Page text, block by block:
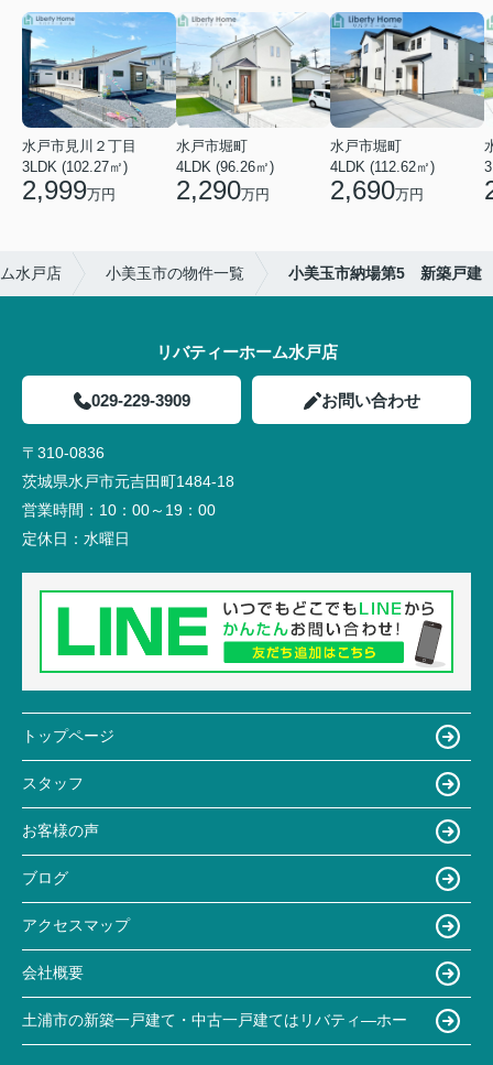
水戸市見川２丁目
3LDK (102.27㎡)
2,999万円
水戸市堀町
4LDK (96.26㎡)
2,290万円
水戸市堀町
4LDK (112.62㎡)
2,690万円
水戸店 小美玉市の物件一覧 小美玉市納場第5 新築戸建
リバティーホーム水戸店
029-229-3909 お問い合わせ
〒310-0836
茨城県水戸市元吉田町1484-18
営業時間： 10：00～19：00
定休日： 水曜日
トップページ
スタッフ
お客様の声
ブログ
アクセスマップ
会社概要
土浦市の新築一戸建て・中古一戸建てはリバティ―ホー